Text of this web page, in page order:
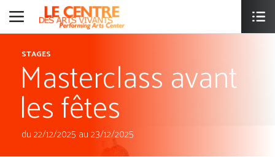
STAGES
Masterclass avant
les fêtes
du 22/12/2025 au 23/12/2025